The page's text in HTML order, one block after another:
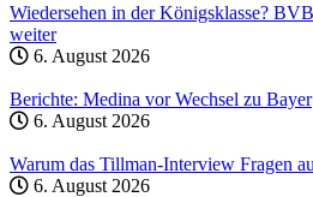
Wiedersehen in der Königsklasse?
weiter
6. August 2026
Berichte: Medina vor Wechsel zu Bayer
6. August 2026
Warum das Tillman-Interview Fragen
6. August 2026